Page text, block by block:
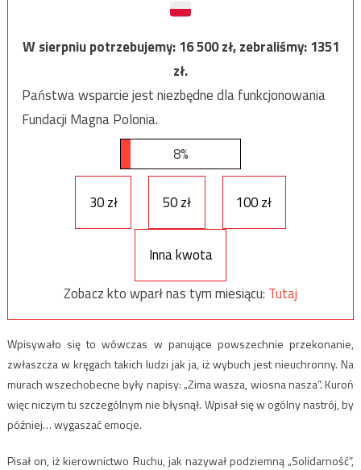
W sierpniu potrzebujemy:16 500zł, zebraliśmy:1351
zł.
Państwa wsparcie jest niezbędne dla funkcjonowania
Fundacji Magna Polonia.
8%
30 zł 50 zł 100 zł
Inna kwota
Zobacz kto wparł nas tym miesiącu: Tutaj
Wpisywało się to wówczas w panujące powszechnie przekonanie,
zwłaszcza w kręgach takich ludzi jak ja, iż wybuch jest nieuchronny. Na
murach wszechobecne były napisy: „Zima wasza, wiosna nasza”. Kuroń
więc niczym tu szczególnym nie błysnął. Wpisał się w ogólny nastrój, by
później… wygaszać emocje.
Pisał on, iż kierownictwo Ruchu, jak nazywał podziemną „Solidarność”,